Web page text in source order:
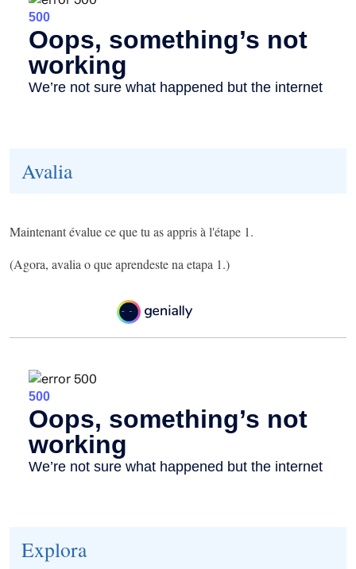
Avalia
Maintenant évalue ce que tu as appris à l'étape 1.
(Agora, avalia o que aprendeste na etapa 1.)
Explora